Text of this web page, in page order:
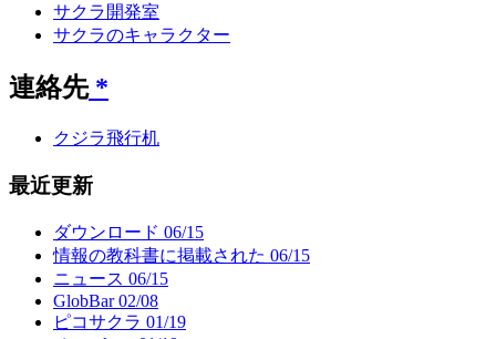
サクラ開発室
サクラのキャラクター
連絡先*
クジラ飛行机
最近更新
ダウンロード 06/15
情報の教科書に掲載された 06/15
ニュース 06/15
GlobBar02/08
ピコサクラ 01/19